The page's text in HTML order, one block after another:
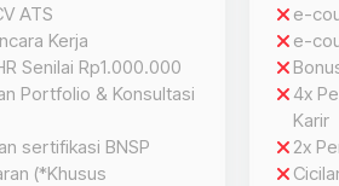
ATS
Kerja
Senilai Rp1.000.000
Portfolio & Konsultasi
sertifikasi BNSP
(*Khusus
e-
e-
4x
Karir
2x